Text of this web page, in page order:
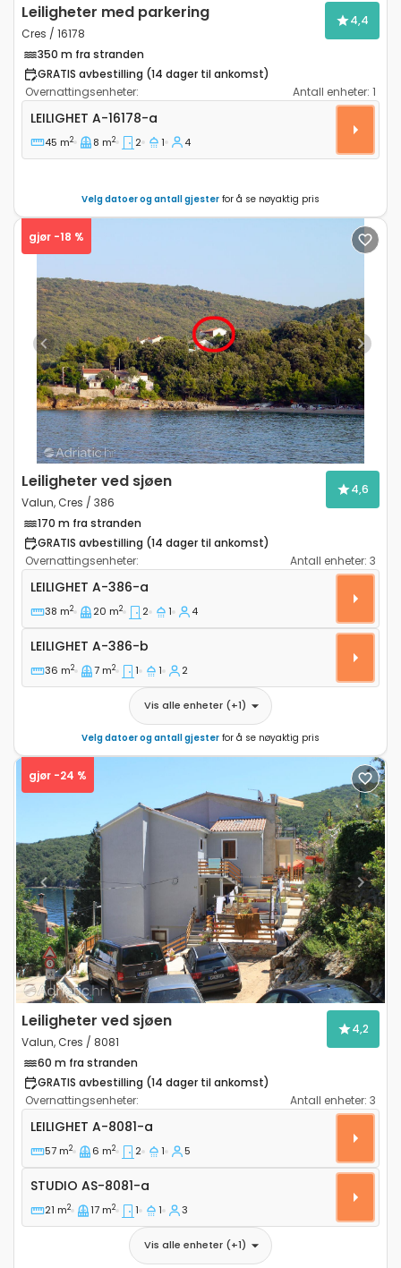
Leiligheter med parkering
Cres / 16178
4,4
350 m fra stranden
GRATIS avbestilling (14 dager til ankomst)
Overnattingsenheter:
Antall enheter: 1
Toroms leilighet Cres A-16178-a
LEILIGHET A-16178-a
45 m2 8 m2 2 1 4
Velg datoer og antall gjester for å se nøyaktig pris
Previous Next
gjør -18 %
Leiligheter ved sjøen
Valun, Cres / 386
4,6
170 m fra stranden
GRATIS avbestilling (14 dager til ankomst)
Overnattingsenheter:
Antall enheter: 3
Toroms leilighet Valun (Cres) A-386-a
LEILIGHET A-386-a
38 m2 20 m2 2 1 4
Leilighet A-386-b
LEILIGHET A-386-b
36 m2 7 m2 1 1 2
Vis alle enheter (+1)
Velg datoer og antall gjester for å se nøyaktig pris
Previous Next
gjør -24 %
Leiligheter ved sjøen
Valun, Cres / 8081
4,2
60 m fra stranden
GRATIS avbestilling (14 dager til ankomst)
Overnattingsenheter:
Antall enheter: 3
Toroms leilighet Valun (Cres) A-8081-a
LEILIGHET A-8081-a
57 m2 6 m2 2 1 5
Studio AS-8081-a
STUDIO AS-8081-a
21 m2 17 m2 1 1 3
Vis alle enheter (+1)